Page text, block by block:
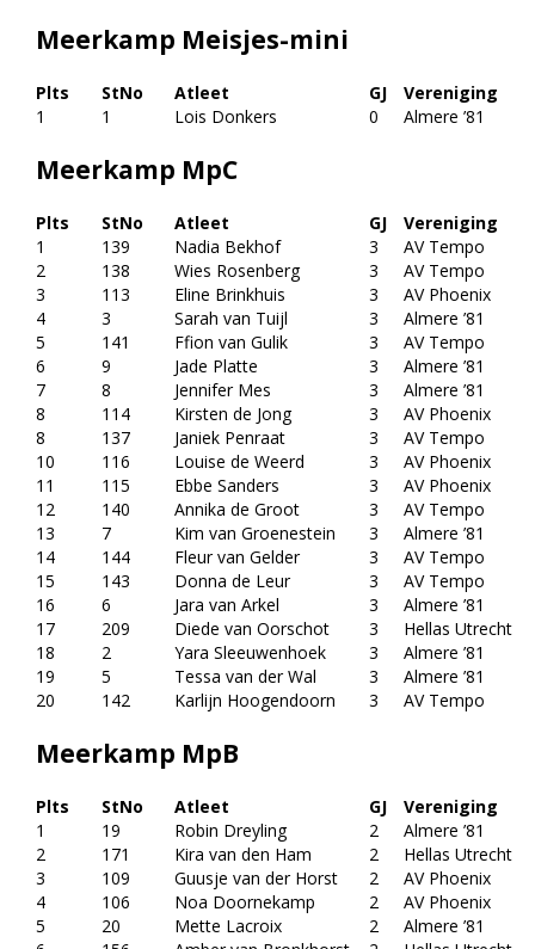
Meerkamp Meisjes-mini
Plts StNo Atleet GJ
Vereniging
1
1 Lois Donkers 0 Almere ’81
Meerkamp MpC
Plts StNo Atleet GJ
Vereniging
1
139 Nadia Bekhof 3
AV Tempo
2
138 Wies Rosenberg 3
AV Tempo
3
113 Eline Brinkhuis 3
AV Phoenix
4
3 Sarah van Tuijl 3
Almere ’81
5
141 Ffion van Gulik 3
AV Tempo
6
9 Jade Platte 3
Almere ’81
7
8 Jennifer Mes 3
Almere ’81
8
114 Kirsten de Jong 3
AV Phoenix
8
137 Janiek Penraat 3
AV Tempo
10
116 Louise de Weerd 3
AV Phoenix
11
115 Ebbe Sanders 3
AV Phoenix
12
140 Annika de Groot 3
AV Tempo
13
7 Kim van Groenestein 3
Almere ’81
14
144 Fleur van Gelder 3
AV Tempo
15
143 Donna de Leur 3
AV Tempo
16
6 Jara van Arkel 3
Almere ’81
17
209 Diede van Oorschot 3
Hellas Utrecht
18
2 Yara Sleeuwenhoek 3
Almere ’81
19
5 Tessa van der Wal 3
Almere ’81
20
142 Karlijn Hoogendoorn 3 AV Tempo
Meerkamp MpB
Plts StNo Atleet GJ
Vereniging
1
19 Robin Dreyling 2
Almere ’81
2
171 Kira van den Ham 2
Hellas Utrecht
3
109 Guusje van der Horst 2
AV Phoenix
4
106 Noa Doornekamp 2
AV Phoenix
5
20 Mette Lacroix 2
Almere ’81